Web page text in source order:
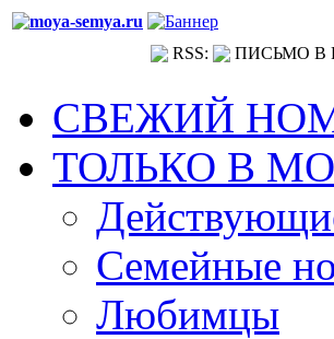
RSS: ПИСЬМО В
СВЕЖИЙ
ТОЛЬКО В
Семейные
Любимцы